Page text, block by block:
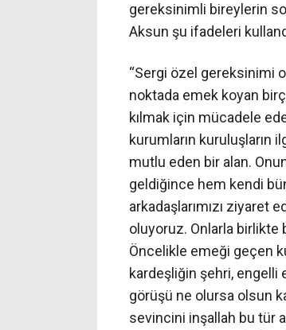
gereksinimli bireylerin
Aksun şu ifadeleri
“Sergi özel gereksinimi
noktada emek koyan
kılmak için mücadele
kurumların kuruluşların
mutlu eden bir alan.
geldiğince hem kendi
arkadaşlarımızı ziyaret
oluyoruz. Onlarla
Öncelikle emeği geçen
kardeşliğin şehri, engelli
görüşü ne olursa olsun
sevincini inşallah bu tür